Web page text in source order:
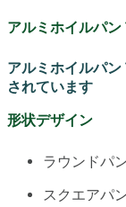
アルミホイルパン
アルミホイルパ
されています
形状デザイン
ラウンドパ
スクエアパ